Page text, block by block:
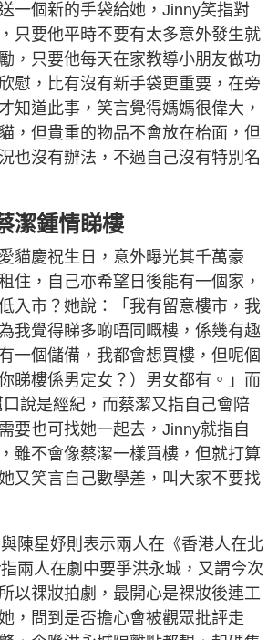
一個新的手袋給她，Jinny笑指對
只要他平時不要有太多意外發生就
，只要他每天在家教導小朋友做功
慰，比有沒有新手袋更重要，在旁
知道此事，笑言覺得媽媽很偉大，
，但貴重的物品不會放在枱面，但
也沒有辦法，不過自己沒有特別名
潔鍾情睇樓
貓慶祝生日，意外曝光其千萬豪
住，自己亦希望日後能有一個家，
入市？她說：「我有留意樓市，我
我覺得睇多啲唔同嘅樓，係幾有趣
一個儲備，我都會想買樓，但呢個
睇樓係男定女？）男女都有。」而
說是經紀，而蔡潔又指自己會陪
要也可找她一起去，Jinny就指自
雖不會像蔡潔一樣買樓，但就打算
又笑言自己數學差，叫大家不要找
陳星妤則表示兩人在《香港人在北
兩人在劇中要爭洪永城，又謂今次
以祼妝拍劇，最開心是裸妝後連工
，問到是否擔心會被觀眾批評走